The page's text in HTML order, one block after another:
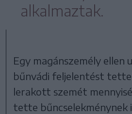
alkalmaztak.
Egy magánszemély ellen
bűnvádi feljelentést
lerakott szemét
tette bűncselekménynek